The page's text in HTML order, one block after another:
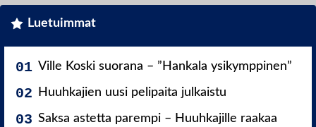
Luetuimmat
Ville Koski suorana – ”Hankala ysikymppinen”
Huuhkajien uusi pelipaita julkaistu
Saksa astetta parempi – Huuhkajille raakaa